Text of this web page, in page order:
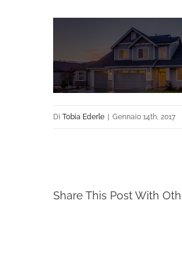
Di Tobia Ederle Gennaio 14th, 2017
Share This Post With